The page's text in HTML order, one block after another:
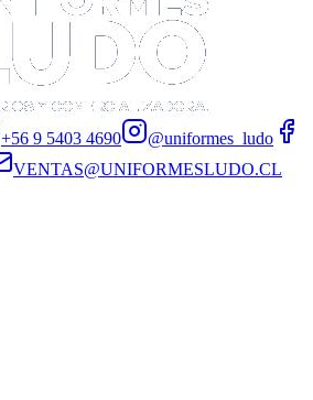
+56 9 5403 4690
@uniformes_ludo
VENTAS@UNIFORMESLUDO.CL